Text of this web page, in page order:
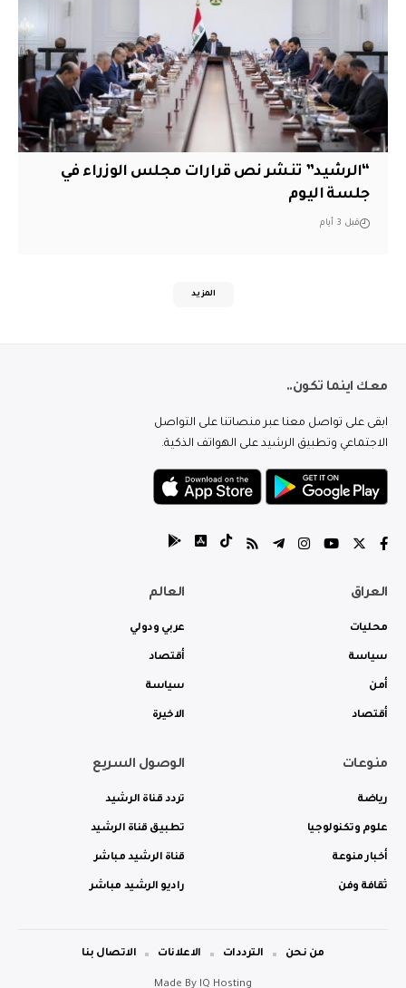
“الرشيد” تنشر نص قرارات مجلس الوزراء في
جلسة اليوم
قبل 3 أيام
المزيد
معك اينما تكون..
ابقى على تواصل معنا عبر منصاتنا على التواصل
الاجتماعي وتطبيق الرشيد على الهواتف الذكية.
العراق
محليات
سياسة
أمن
أقتصاد
العالم
عربي ودولي
أقتصاد
سياسة
الاخيرة
منوعات
رياضة
علوم وتكنولوجيا
أخبار منوعة
ثقافة وفن
الوصول السريع
تردد قناة الرشيد
تطبيق قناة الرشيد
قناة الرشيد مباشر
راديو الرشيد مباشر
Made By IQ Hosting
من نحن الترددات الاعلانات الاتصال بنا